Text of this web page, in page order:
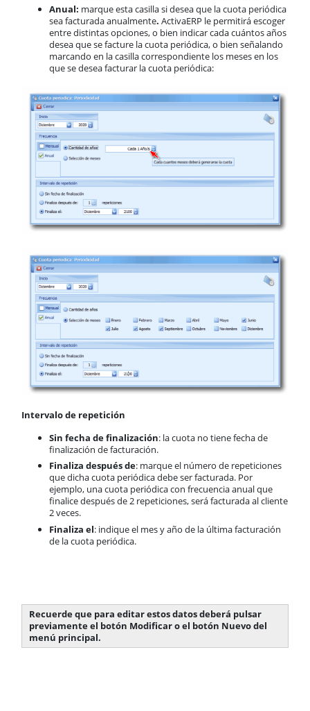
Anual: marque esta casilla si desea que la cuota periódica
sea facturada anualmente. ActivaERP le permitirá escoger
entre distintas opciones, o bien indicar cada cuántos años
desea que se facture la cuota periódica, o bien señalando
marcando en la casilla correspondiente los meses en los
que se desea facturar la cuota periódica:
Intervalo de repetición
Sin fecha de finalización: la cuota no tiene fecha de
finalización de facturación.
Finaliza después de: marque el número de repeticiones
que dicha cuota periódica debe ser facturada. Por
ejemplo, una cuota periódica con frecuencia anual que
finalice después de 2 repeticiones, será facturada al cliente
2 veces.
Finaliza el: indique el mes y año de la última facturación
de la cuota periódica.
Recuerde que para editar estos datos deberá pulsar
previamente el botón Modificar o el botón Nuevo del
menú principal.